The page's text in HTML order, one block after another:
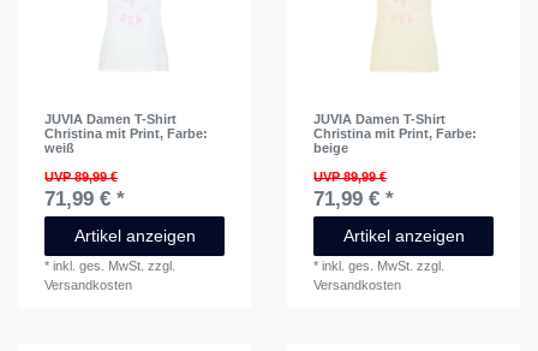
JUVIA Damen T-Shirt
Christina mit Print, Farbe:
weiß
UVP 89,99 €
71,99 € *
Artikel anzeigen
*inkl. ges. MwSt. zzgl.
Versandkosten
JUVIA Damen T-Shirt
Christina mit Print, Farbe:
beige
UVP 89,99 €
71,99 € *
Artikel anzeigen
*inkl. ges. MwSt. zzgl.
Versandkosten